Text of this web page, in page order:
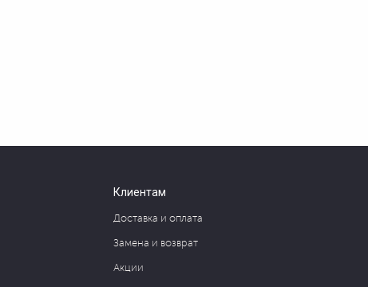
Клиентам
Доставка и оплата
Замена и возврат
Акции